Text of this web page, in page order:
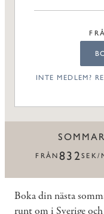
INTE MEDLEM?
FRÅN 832SEK/
Boka din nästa